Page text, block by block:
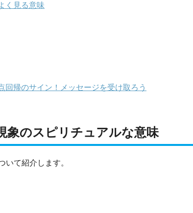
く見る意味
回帰のサイン！メッセージを受け取ろう
象のスピリチュアルな意味
いて紹介します。